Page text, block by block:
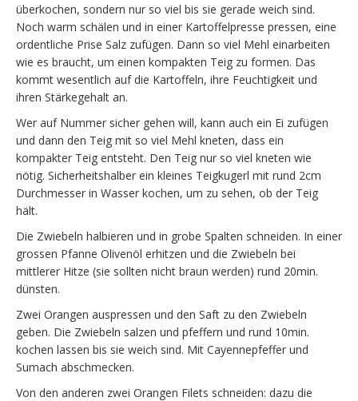
überkochen, sondern nur so viel bis sie gerade weich sind.
Noch warm schälen und in einer Kartoffelpresse pressen, eine
ordentliche Prise Salz zufügen. Dann so viel Mehl einarbeiten
wie es braucht, um einen kompakten Teig zu formen. Das
kommt wesentlich auf die Kartoffeln, ihre Feuchtigkeit und
ihren Stärkegehalt an.
Wer auf Nummer sicher gehen will, kann auch ein Ei zufügen
und dann den Teig mit so viel Mehl kneten, dass ein
kompakter Teig entsteht. Den Teig nur so viel kneten wie
nötig. Sicherheitshalber ein kleines Teigkugerl mit rund 2cm
Durchmesser in Wasser kochen, um zu sehen, ob der Teig
hält.
Die Zwiebeln halbieren und in grobe Spalten schneiden. In einer
grossen Pfanne Olivenöl erhitzen und die Zwiebeln bei
mittlerer Hitze (sie sollten nicht braun werden) rund 20min.
dünsten.
Zwei Orangen auspressen und den Saft zu den Zwiebeln
geben. Die Zwiebeln salzen und pfeffern und rund 10min.
kochen lassen bis sie weich sind. Mit Cayennepfeffer und
Sumach abschmecken.
Von den anderen zwei Orangen Filets schneiden: dazu die